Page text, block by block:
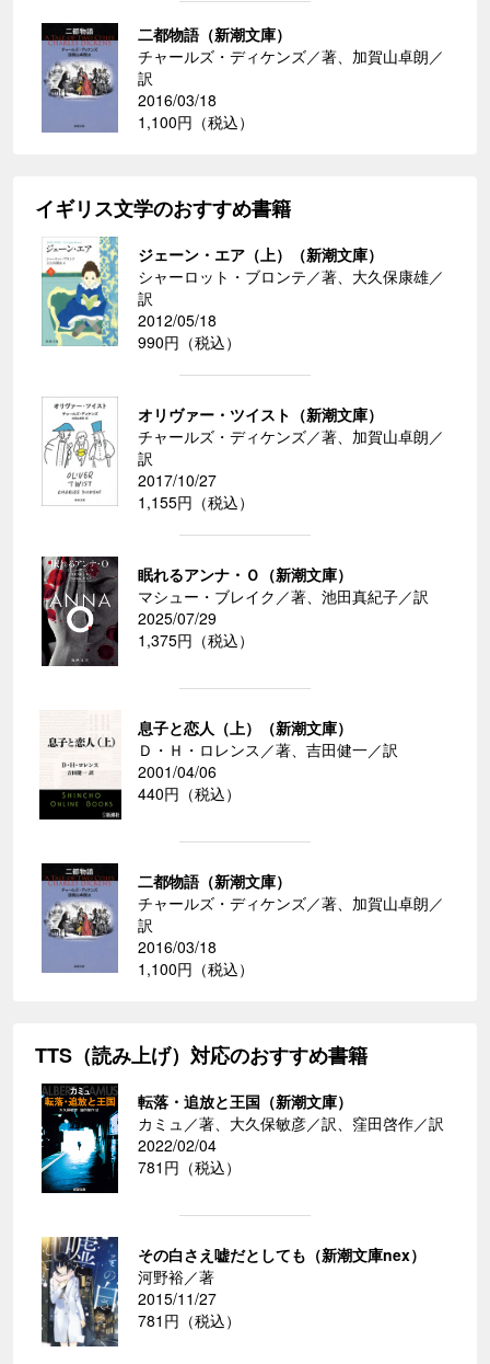
二都物語（新潮文庫）
チャールズ・ディケンズ／著、加賀山卓朗／
訳
2016/03/18
1,100円（税込）
イギリス文学のおすすめ書籍
ジェーン・エア（上）（新潮文庫）
シャーロット・ブロンテ／著、大久保康雄／
訳
2012/05/18
990円（税込）
オリヴァー・ツイスト（新潮文庫）
チャールズ・ディケンズ／著、加賀山卓朗／
訳
2017/10/27
1,155円（税込）
眠れるアンナ・Ｏ（新潮文庫）
マシュー・ブレイク／著、池田真紀子／訳
2025/07/29
1,375円（税込）
息子と恋人（上）（新潮文庫）
Ｄ・Ｈ・ロレンス／著、吉田健一／訳
2001/04/06
440円（税込）
二都物語（新潮文庫）
チャールズ・ディケンズ／著、加賀山卓朗／
訳
2016/03/18
1,100円（税込）
TTS（読み上げ）対応のおすすめ書籍
転落・追放と王国（新潮文庫）
カミュ／著、大久保敏彦／訳、窪田啓作／訳
2022/02/04
781円（税込）
その白さえ嘘だとしても（新潮文庫nex）
河野裕／著
2015/11/27
781円（税込）